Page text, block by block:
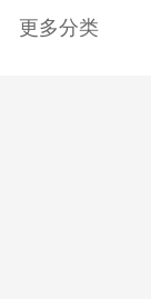
更多分类